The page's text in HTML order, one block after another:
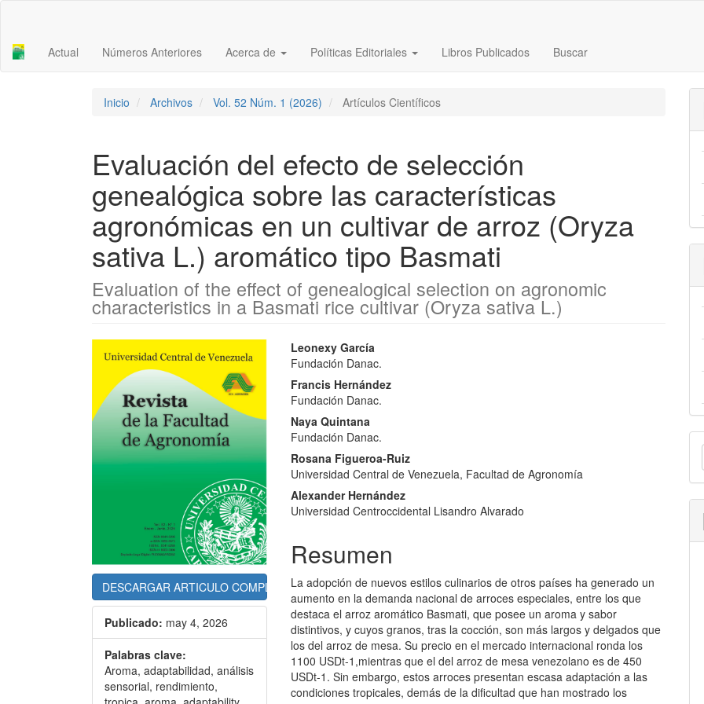
principal
Barra
Actual Números Anteriores Acerca de Políticas Editoriales Libros Publicados Buscar
Inicio Archivos Vol. 52 Núm. 1 (2026) Artículos Científicos
Evaluación del efecto de selección
genealógica sobre las características
agronómicas en un cultivar de arroz (Oryza
sativa L.) aromático tipo Basmati
Evaluation of the effect of genealogical selection on agronomic
characteristics in a Basmati rice cultivar (Oryza sativa L.)
Barra
lateral
del
artículo
DESCARGAR ARTICULO COMPLETO (.pdf)
Publicado: may 4, 2026
Palabras clave:
Aroma, adaptabilidad, análisis
sensorial, rendimiento,
Contenido
principal
del
artículo
Leonexy García
Fundación Danac.
Francis Hernández
Fundación Danac.
Naya Quintana
Fundación Danac.
Rosana Figueroa-Ruiz
Universidad Central de Venezuela, Facultad de Agronomía
Alexander Hernández
Universidad Centroccidental Lisandro Alvarado
Resumen
La adopción de nuevos estilos culinarios de otros países ha generado un
aumento en la demanda nacional de arroces especiales, entre los que
destaca el arroz aromático Basmati, que posee un aroma y sabor
distintivos, y cuyos granos, tras la cocción, son más largos y delgados que
los del arroz de mesa. Su precio en el mercado internacional ronda los
1100 USDt-1,mientras que el del arroz de mesa venezolano es de 450
USDt-1. Sin embargo, estos arroces presentan escasa adaptación a las
condiciones tropicales, demás de la dificultad que han mostrado los